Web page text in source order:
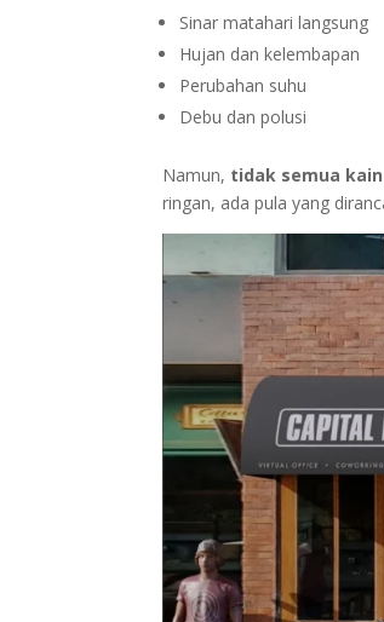
Sinar matahari langsung
Hujan dan kelembapan
Perubahan suhu
Debu dan polusi
Namun, tidak semua
ringan, ada pula yang